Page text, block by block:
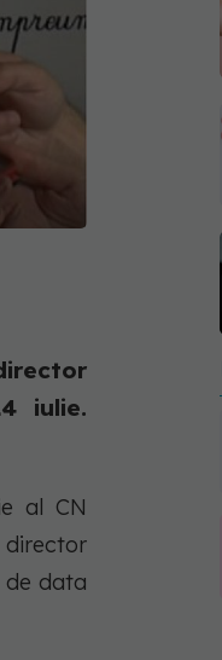
iulie.
al CN
de data